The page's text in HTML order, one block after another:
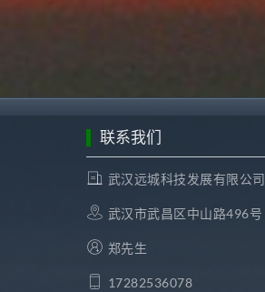
联系我们
武汉远城科技发展有限公司
武汉市武昌区中山路496号
郑先生
17282536078